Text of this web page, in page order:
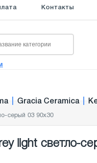
Контакты
Gracia Ceramica
серый 03 90x30
light светло-